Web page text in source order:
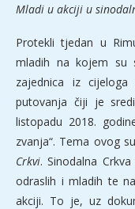
Mladi u akciji u
Protekli tjedan u
mladih na kojem su
zajednica iz
putovanja čiji je
listopadu 2018.
zvanja“. Tema ovog
Crkvi. Sinodalna
odraslih i mladih te
akciji. To je, uz